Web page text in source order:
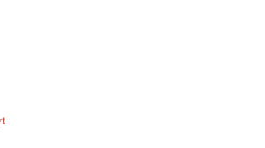
til at dele erfaringer med grøn omstilling og kan